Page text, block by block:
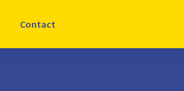
Contact